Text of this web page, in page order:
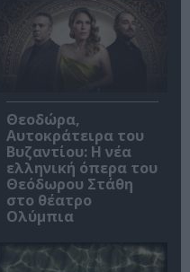
Θεοδώρα,
Αυτοκράτειρα του
Βυζαντίου: Η νέα
ελληνική όπερα του
Θεόδωρου Στάθη
στο θέατρο
Ολύμπια